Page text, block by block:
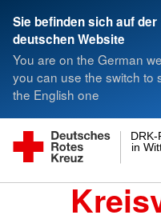
Sie befinden sich auf der
deutschen Website
You are on the German
you can use the switch to
the English one
in